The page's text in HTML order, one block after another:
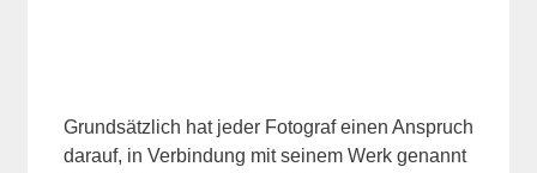
Grundsätzlich hat jeder Fotograf einen Anspruch
darauf, in Verbindung mit seinem Werk genannt